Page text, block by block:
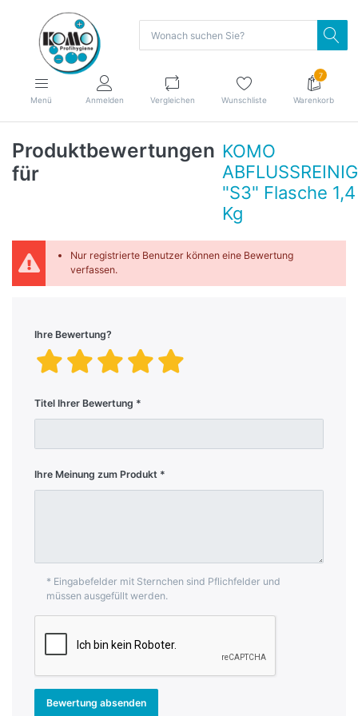
Menü Anmelden Vergleichen Wunschliste
7
Warenkorb
Produktbewertungen
für
KOMO
"S3" Flasche 1,4
Kg
Nur registrierte Benutzer können eine Bewertung
verfassen.
Ihre Bewertung?
Titel Ihrer Bewertung
Ihre Meinung zum Produkt
* Eingabefelder mit Sternchen sind Pflichfelder und
müssen ausgefüllt werden.
Bewertung absenden